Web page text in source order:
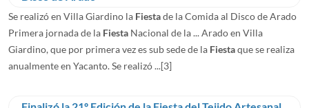
Se realizó en Villa Giardino la Fiestade la Comida al Disco de Arado
Primera jornada de la Fiesta Nacional de la ... Arado en Villa
Giardino, que por primera vez es sub sede de la Fiestaque se realiza
anualmente en Yacanto. Se realizó ...[3]